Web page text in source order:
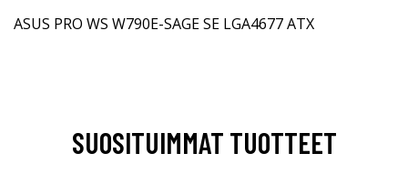
ASUS PRO WS W790E-SAGE SE LGA4677 ATX
SUOSITUIMMAT TUOTTEET